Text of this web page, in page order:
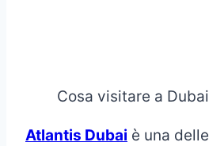
Cosa visitare a Dubai
Atlantis Dubai è una delle